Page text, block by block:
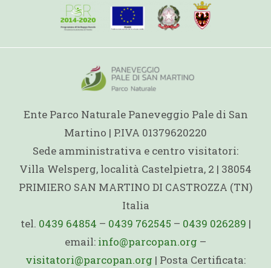
Ente Parco Naturale Paneveggio Pale di San
Martino | P.IVA 01379620220
Sede amministrativa e centro visitatori:
Villa Welsperg, località Castelpietra, 2 | 38054
PRIMIERO SAN MARTINO DI CASTROZZA (TN)
Italia
tel. 0439 64854 – 0439 762545 – 0439 026289 |
email: info@parcopan.org –
visitatori@parcopan.org | Posta Certificata: